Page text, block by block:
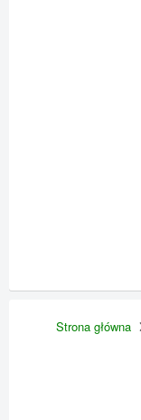
Strona główna